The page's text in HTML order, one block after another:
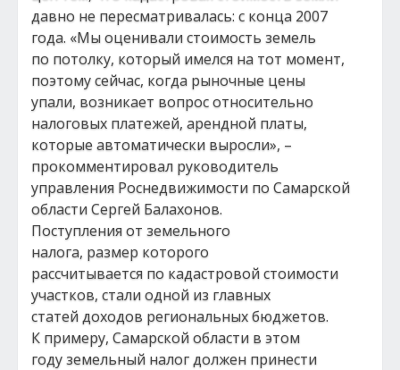
давно не пересматривалась: с конца 2007
года. «Мы оценивали стоимость земель
по потолку, который имелся на тот момент,
поэтому сейчас, когда рыночные цены
упали, возникает вопрос относительно
налоговых платежей, арендной платы,
которые автоматически выросли», –
прокомментировал руководитель
управления Роснедвижимости по Самарской
области Сергей Балахонов.
Поступления от земельного
налога, размер которого
рассчитывается по кадастровой стоимости
участков, стали одной из главных
статей доходов региональных бюджетов.
К примеру, Самарской области в этом
году земельный налог должен принести